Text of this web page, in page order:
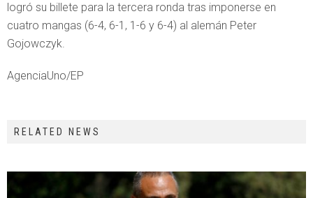
logró su billete para la tercera ronda tras imponerse en
cuatro mangas (6-4, 6-1, 1-6 y 6-4) al alemán Peter
Gojowczyk.
AgenciaUno/EP
RELATED NEWS